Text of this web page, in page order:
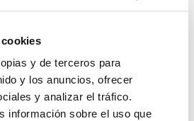
y de terceros para
y los anuncios, ofrecer
y analizar el tráfico.
información sobre el uso que
otro formato que se te ocurra.
la solución que más se adapte
presupuesto.